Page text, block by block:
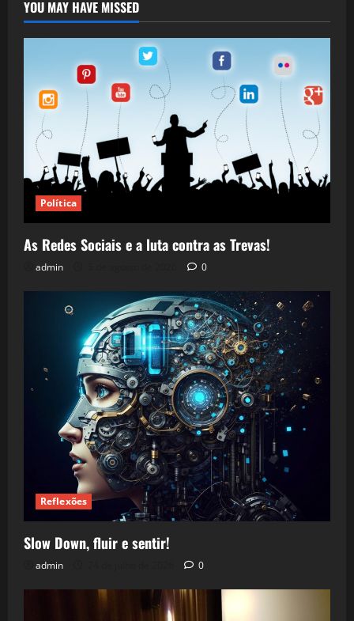
YOU MAY HAVE MISSED
Política
As Redes Sociais e a luta contra as Trevas!
admin 0
Reflexões
Slow Down, fluir e sentir!
admin 0